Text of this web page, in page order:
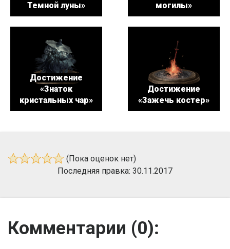
Темной луны»
могилы»
Достижение
«Знаток
кристальных чар»
Достижение
«Зажечь костер»
(Пока оценок нет)
Последняя правка: 30.11.2017
Комментарии (0):